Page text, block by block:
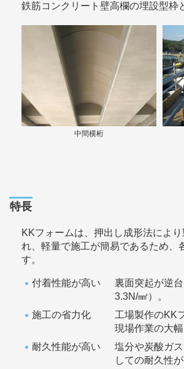
鉄筋コンクリート壁高欄の埋設型枠
中間横桁
特長
KKフォームは、押出し成形法によ
れ、軽量で施工が簡易であるため、
す。
付着性能が高い
裏面突起が逆
3.3N/㎟）。
施工の省力化
工場製作のKK
現場作業の大
耐久性能が高い
塩分や炭酸ガ
しての耐久性